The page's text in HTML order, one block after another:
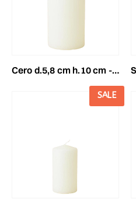
cero d.5,8 cm h.10 cm -100/58- conf.pz.16 avorio
SALE